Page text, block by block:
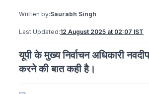
Written by:Saurabh Singh
Last Updated:12 August 2025 at 02:07 IST
यूपी के मुख्य निर्वाचन अधिकारी
करने की बात कही है।